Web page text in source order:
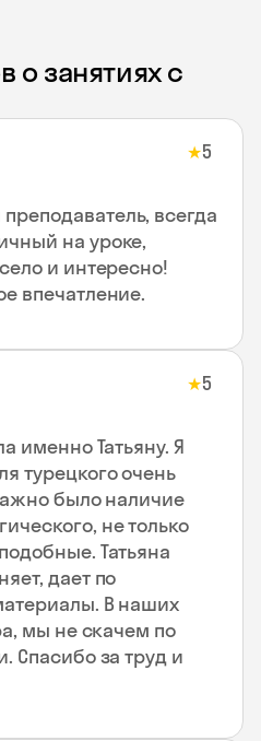
о занятиях с
★5
всегда
на уроке,
и интересно!
впечатление.
★5
именно Татьяну. Я
турецкого очень
было наличие
не только
Татьяна
дает по
В наших
мы не скачем по
Спасибо за труд и